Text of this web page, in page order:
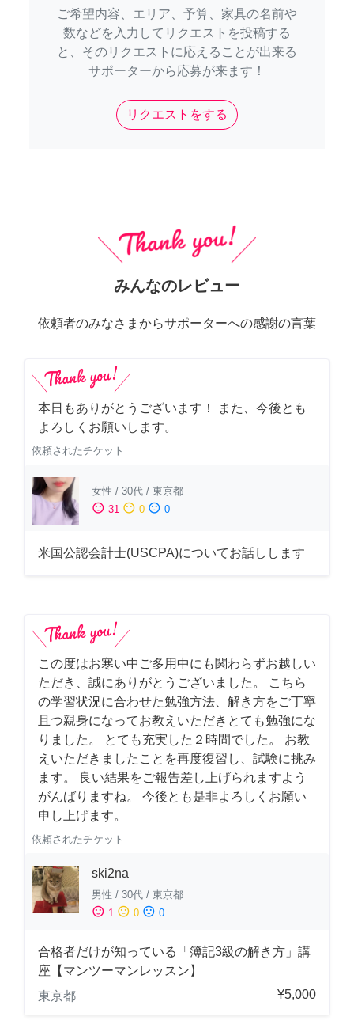
ご希望内容、エリア、予算、家具の名前や
数などを入力してリクエストを投稿する
と、そのリクエストに応えることが出来る
サポーターから応募が来ます！
リクエストをする
みんなのレビュー
依頼者のみなさまからサポーターへの感謝の言葉
本日もありがとうございます！ また、今後とも
よろしくお願いします。
依頼されたチケット
女性 / 30代 / 東京都
sentiment_satisfied 31 sentiment_neutral 0 sentiment_dissatisfied 0
米国公認会計士(USCPA)についてお話しします
この度はお寒い中ご多用中にも関わらずお越しい
ただき、誠にありがとうございました。 こちら
の学習状況に合わせた勉強方法、解き方をご丁寧
且つ親身になってお教えいただきとても勉強にな
りました。 とても充実した２時間でした。 お教
えいただきましたことを再度復習し、試験に挑み
ます。 良い結果をご報告差し上げられますよう
がんばりますね。 今後とも是非よろしくお願い
申し上げます。
依頼されたチケット
ski2na
男性 / 30代 / 東京都
sentiment_satisfied 1 sentiment_neutral 0 sentiment_dissatisfied 0
合格者だけが知っている「簿記3級の解き方」講
座【マンツーマンレッスン】
東京都
¥5,000